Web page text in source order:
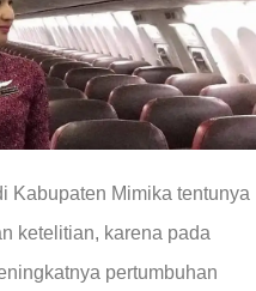
Kabupaten Mimika tentunya
ketelitian, karena pada
pertumbuhan